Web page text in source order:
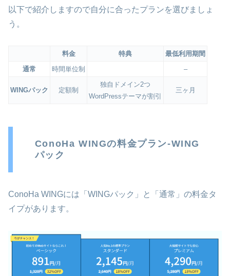
以下で紹介しますので自分に合ったプランを選びましょ
う。
料金 特典
最低利用期間
通常
時間単位制 –
WINGパック 定額制
独自ドメイン2つ
WordPressテーマが割引
三ヶ月
ConoHa WINGの料金プラン-WING
パック
ConoHa WINGには「WINGパック」と「通常」の料金タ
イプがあります。